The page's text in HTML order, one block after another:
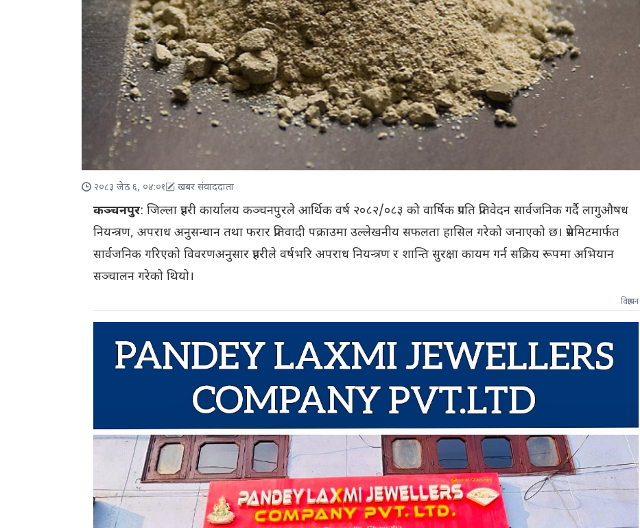
२०८३ जेठ ६, ०४:०१ खबर संवाददाता
कञ्चनपुर: जिल्ला प्रहरी कार्यालय कञ्चनपुरले आर्थिक वर्ष २०८२/०८३ को वार्षिक प्रगति प्रतिवेदन सार्वजनिक गर्दै लागुऔषध
नियन्त्रण, अपराध अनुसन्धान तथा फरार प्रतिवादी पक्राउमा उल्लेखनीय सफलता हासिल गरेको जनाएको छ। प्रेसमिटमार्फत
सार्वजनिक गरिएको विवरणअनुसार प्रहरीले वर्षभरि अपराध नियन्त्रण र शान्ति सुरक्षा कायम गर्न सक्रिय रूपमा अभियान
सञ्चालन गरेको थियो।
विज्ञापन